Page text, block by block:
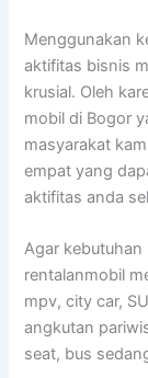
Menggunakan
aktifitas bisnis
krusial. Oleh
mobil di Bogor
masyarakat
empat yang
aktifitas anda
Agar
rentalanmobil
mpv, city car,
angkutan
seat, bus